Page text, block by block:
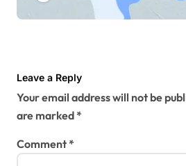
Leave a Reply
Your email address will not be
are marked*
Comment*